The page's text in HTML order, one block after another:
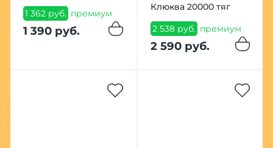
1 362 руб. премиум
1 390 руб.
Клюква 20000 тяг
2 538 руб. премиум
2 590 руб.